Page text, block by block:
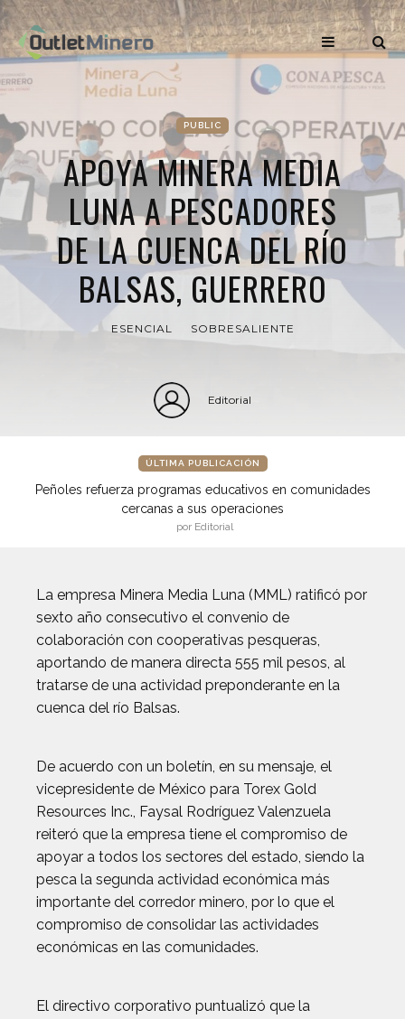
PUBLIC
APOYA MINERA MEDIA
LUNA A PESCADORES
DE LA CUENCA DEL RÍO
BALSAS, GUERRERO
ESENCIAL SOBRESALIENTE
Editorial
ÚLTIMA PUBLICACIÓN
Peñoles refuerza programas educativos en comunidades
cercanas a sus operaciones
por Editorial
La empresa Minera Media Luna (MML) ratificó por
sexto año consecutivo el convenio de
colaboración con cooperativas pesqueras,
aportando de manera directa 555 mil pesos, al
tratarse de una actividad preponderante en la
cuenca del río Balsas.
De acuerdo con un boletín, en su mensaje, el
vicepresidente de México para Torex Gold
Resources Inc., Faysal Rodríguez Valenzuela
reiteró que la empresa tiene el compromiso de
apoyar a todos los sectores del estado, siendo la
pesca la segunda actividad económica más
importante del corredor minero, por lo que el
compromiso de consolidar las actividades
económicas en las comunidades.
El directivo corporativo puntualizó que la